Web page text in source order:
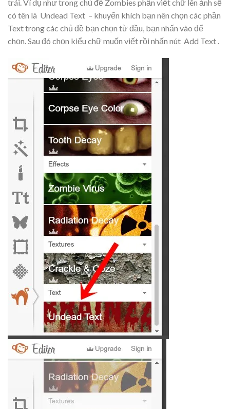
trái. Ví dụ như trong chủ đề Zombies phần viết chữ lên ảnh sẽ
có tên là Undead Text – khuyến khích bạn nên chọn các phần
Text trong các chủ đề bạn chọn từ đầu, bạn nhấn vào để
chọn. Sau đó chọn kiểu chữ muốn viết rồi nhấn nút Add Text .